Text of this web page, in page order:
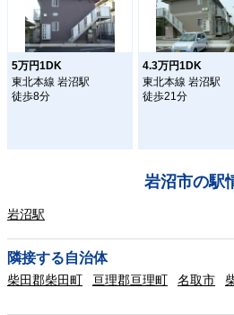
5万円1DK
東北本線 岩沼駅
徒歩8分
4.3万円1DK
東北本線 岩沼駅
徒歩21分
岩沼市の駅
岩沼駅
隣接する自治体
柴田郡柴田町 亘理郡亘理町 名取市